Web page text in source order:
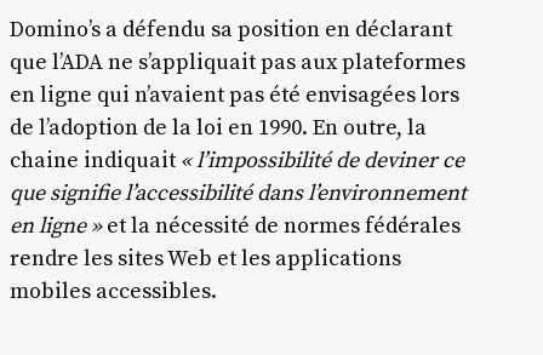
Domino’s a défendu sa position en déclarant
que l’ADA ne s’appliquait pas aux plateformes
en ligne qui n’avaient pas été envisagées lors
de l’adoption de la loi en 1990. En outre, la
chaine indiquait « l’impossibilité de deviner ce
que signifie l’accessibilité dans l’environnement
en ligne »et la nécessité de normes fédérales
rendre les sites Web et les applications
mobiles accessibles.